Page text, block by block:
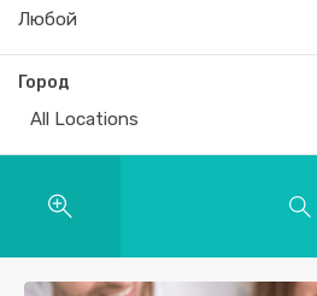
Город
All Locations